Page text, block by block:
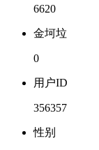
6620
金坷垃
0
用户ID
356357
性别